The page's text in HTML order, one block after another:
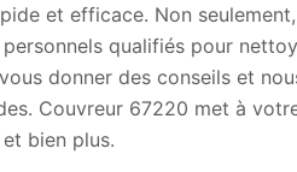
et efficace. Non
qualifiés pour
donner des conseils et
Couvreur 67220 met à
bien plus.